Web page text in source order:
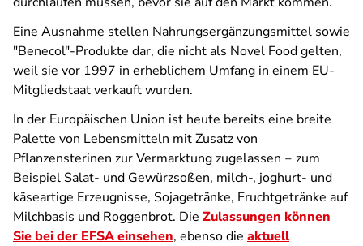
Eine Ausnahme stellen Nahrungsergänzungsmittel sowie
"Benecol"-Produkte dar, die nicht als Novel Food gelten,
weil sie vor 1997 in erheblichem Umfang in einem EU-
Mitgliedstaat verkauft wurden.
In der Europäischen Union ist heute bereits eine breite
Palette von Lebensmitteln mit Zusatz von
Pflanzensterinen zur Vermarktung zugelassen ‒ zum
Beispiel Salat- und Gewürzsoßen, milch-, joghurt- und
käseartige Erzeugnisse, Sojagetränke, Fruchtgetränke auf
Milchbasis und Roggenbrot. Die Zulassungen können
Sie bei der EFSA einsehen, ebenso die aktuell